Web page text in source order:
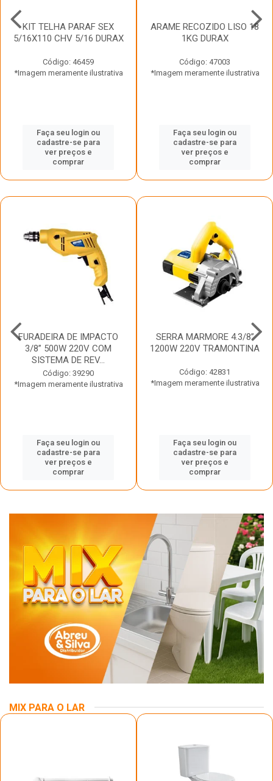
KIT TELHA PARAF SEX
5/16X110 CHV 5/16 DURAX
Código: 46459
*Imagem meramente ilustrativa
Faça seu login ou
cadastre-se para
ver preços e
comprar
ARAME RECOZIDO LISO 18
1KG DURAX
Código: 47003
*Imagem meramente ilustrativa
Faça seu login ou
cadastre-se para
ver preços e
comprar
FURADEIRA DE IMPACTO
3/8” 500W 220V COM
SISTEMA DE REV...
Código: 39290
*Imagem meramente ilustrativa
Faça seu login ou
cadastre-se para
ver preços e
comprar
SERRA MARMORE 4.3/8”
1200W 220V TRAMONTINA
Código: 42831
*Imagem meramente ilustrativa
Faça seu login ou
cadastre-se para
ver preços e
comprar
MIX PARA O LAR